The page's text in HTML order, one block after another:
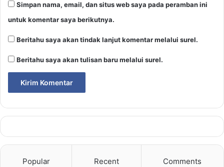
Simpan nama, email, dan situs web saya pada peramban ini
untuk komentar saya berikutnya.
Beritahu saya akan tindak lanjut komentar melalui surel.
Beritahu saya akan tulisan baru melalui surel.
Popular Recent Comments